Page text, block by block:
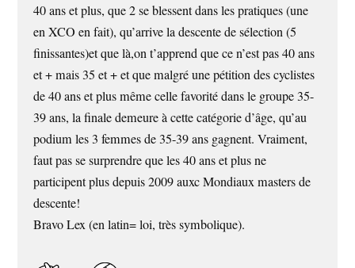
40 ans et plus, que 2 se blessent dans les pratiques (une
en XCO en fait), qu’arrive la descente de sélection (5
finissantes)et que là,on t’apprend que ce n’est pas 40 ans
et + mais 35 et + et que malgré une pétition des cyclistes
de 40 ans et plus même celle favorité dans le groupe 35-
39 ans, la finale demeure à cette catégorie d’âge, qu’au
podium les 3 femmes de 35-39 ans gagnent. Vraiment,
faut pas se surprendre que les 40 ans et plus ne
participent plus depuis 2009 auxc Mondiaux masters de
descente!
Bravo Lex (en latin= loi, très symbolique).